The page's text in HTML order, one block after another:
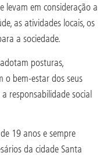
levam em consideração a
as atividades locais, os
a sociedade.
posturas,
o bem-estar dos seus
responsabilidade social
19 anos e sempre
da cidade Santa